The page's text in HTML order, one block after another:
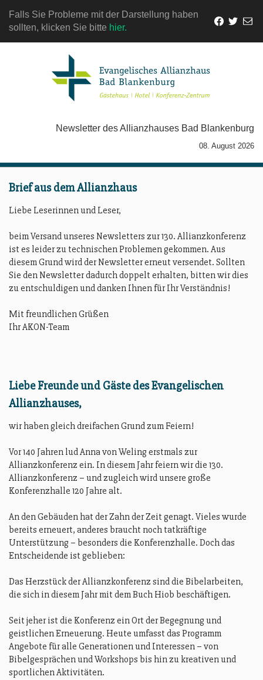
Falls Sie Probleme mit der Darstellung haben
sollten, klicken Sie bitte hier.
Newsletter des Allianzhauses Bad Blankenburg
08. August 2026
Brief aus dem Allianzhaus
Liebe Leserinnen und Leser,
beim Versand unseres Newsletters zur 130. Allianzkonferenz
ist es leider zu technischen Problemen gekommen. Aus
diesem Grund wird der Newsletter erneut versendet. Sollten
Sie den Newsletter dadurch doppelt erhalten, bitten wir dies
zu entschuldigen und danken Ihnen für Ihr Verständnis!
Mit freundlichen Grüßen
Ihr AKON-Team
Liebe Freunde und Gäste des Evangelischen
Allianzhauses,
wir haben gleich dreifachen Grund zum Feiern!
Vor 140 Jahren lud Anna von Weling erstmals zur
Allianzkonferenz ein. In diesem Jahr feiern wir die 130.
Allianzkonferenz – und zugleich wird unsere große
Konferenzhalle 120 Jahre alt.
An den Gebäuden hat der Zahn der Zeit genagt. Vieles wurde
bereits erneuert, anderes braucht noch tatkräftige
Unterstützung – besonders die Konferenzhalle. Doch das
Entscheidende ist geblieben:
Das Herzstück der Allianzkonferenz sind die Bibelarbeiten,
die sich in diesem Jahr mit dem Buch Hiob beschäftigen.
Seit jeher ist die Konferenz ein Ort der Begegnung und
geistlichen Erneuerung. Heute umfasst das Programm
Angebote für alle Generationen und Interessen – von
Bibelgesprächen und Workshops bis hin zu kreativen und
sportlichen Aktivitäten.